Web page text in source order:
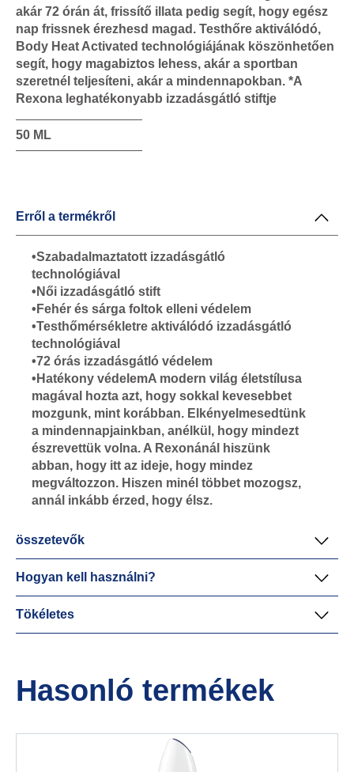
akár 72 órán át, frissítő illata pedig segít, hogy egész
nap frissnek érezhesd magad. Testhőre aktiválódó,
Body Heat Activated technológiájának köszönhetően
segít, hogy magabiztos lehess, akár a sportban
szeretnél teljesíteni, akár a mindennapokban. *A
Rexona leghatékonyabb izzadásgátló stiftje
50 ML
Erről a termékről
•Szabadalmaztatott izzadásgátló
technológiával
•Női izzadásgátló stift
•Fehér és sárga foltok elleni védelem
•Testhőmérsékletre aktiválódó izzadásgátló
technológiával
•72 órás izzadásgátló védelem
•Hatékony védelemA modern világ életstílusa
magával hozta azt, hogy sokkal kevesebbet
mozgunk, mint korábban. Elkényelmesedtünk
a mindennapjainkban, anélkül, hogy mindezt
észrevettük volna. A Rexonánál hiszünk
abban, hogy itt az ideje, hogy mindez
megváltozzon. Hiszen minél többet mozogsz,
annál inkább érzed, hogy élsz.
összetevők
Hogyan kell használni?
Tökéletes
Hasonló termékek